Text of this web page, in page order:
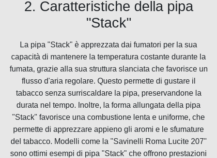
2. Caratteristiche della pipa
"Stack"
La pipa "Stack" è apprezzata dai fumatori per la sua
capacità di mantenere la temperatura costante durante la
fumata, grazie alla sua struttura slanciata che favorisce un
flusso d'aria regolare. Questo permette di gustare il
tabacco senza surriscaldare la pipa, preservandone la
durata nel tempo. Inoltre, la forma allungata della pipa
"Stack" favorisce una combustione lenta e uniforme, che
permette di apprezzare appieno gli aromi e le sfumature
del tabacco. Modelli come la "Savinelli Roma Lucite 207"
sono ottimi esempi di pipa "Stack" che offrono prestazioni